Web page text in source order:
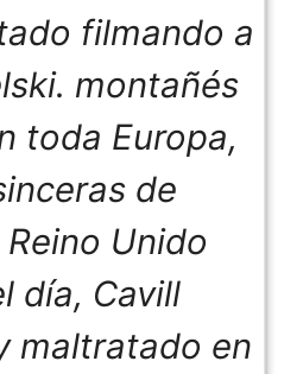
filmando a
montañés
toda Europa,
de
Unido
día, Cavill
maltratado en